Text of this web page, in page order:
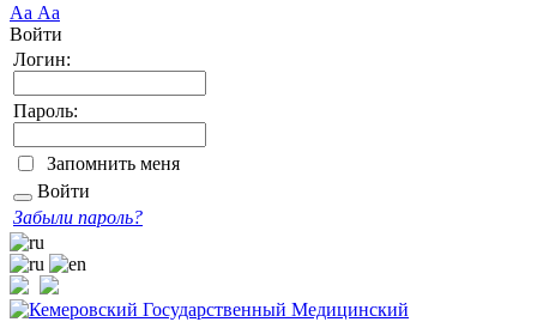
Аа Аа
Войти
Логин:
Пароль:
Запомнить меня
Войти
Забыли пароль?